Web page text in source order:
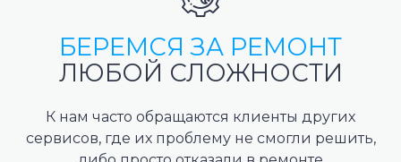
БЕРЕМСЯ ЗА РЕМОНТ
ЛЮБОЙ СЛОЖНОСТИ
К нам часто обращаются клиенты других
сервисов, где их проблему не смогли решить,